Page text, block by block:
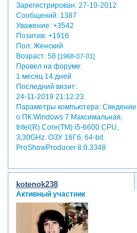
Зарегистрирован: 27-10-2012
Сообщений:1387
Уважение: +3542
Позитив: +1916
Пол:Женский
Возраст:58 [1968-07-01]
Провел на форуме:
1 месяц 14 дней
Последний визит:
24-11-2019 21:12:23
Параметры компьютера:Сведение
о ПК:Windows 7 Максимальная,
Intel(R) Core(TM) i5-6600 CPU,
3,30GHz. ОЗУ 16Гб, 64-bit.
ProShowProducer 8.0.3348
kotenok238
Активный участник